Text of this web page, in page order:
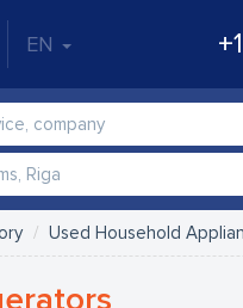
EN
Used Household